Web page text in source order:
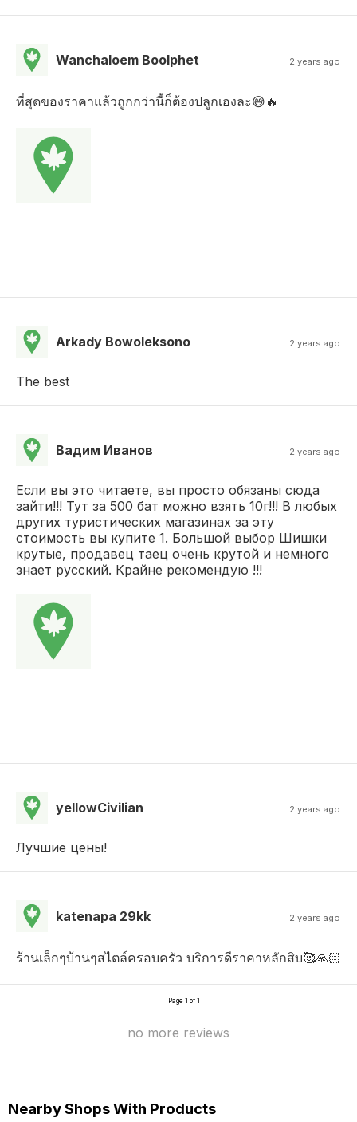
Wanchaloem Boolphet 2 years ago
ที่สุดของราคาแล้วถูกกว่านี้ก็ต้องปลูกเองละ😅🔥
Arkady Bowoleksono 2 years ago
The best
Вадим Иванов 2 years ago
Если вы это читаете, вы просто обязаны сюда
зайти!!! Тут за 500 бат можно взять 10г!!! В любых
других туристических магазинах за эту
стоимость вы купите 1. Большой выбор Шишки
крутые, продавец таец очень крутой и немного
знает русский. Крайне рекомендую !!!
yellowCivilian 2 years ago
Лучшие цены!
katenapa 29kk 2 years ago
ร้านเล็กๆบ้านๆสไตล์ครอบครัว บริการดีราคาหลักสิบ🥰🙏🏻
Page 1 of 1
no more reviews
Nearby Shops With Products